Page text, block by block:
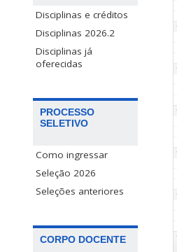
Disciplinas e créditos
Disciplinas 2026.2
Disciplinas já
oferecidas
PROCESSO
SELETIVO
Como ingressar
Seleção 2026
Seleções anteriores
CORPO DOCENTE